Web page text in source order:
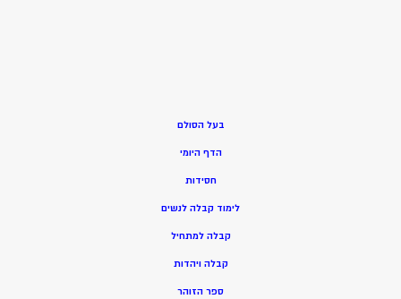
בעל הסולם
הדף היומי
חסידות
לימוד קבלה לנשים
קבלה למתחיל
קבלה ויהדות
ספר הזוהר